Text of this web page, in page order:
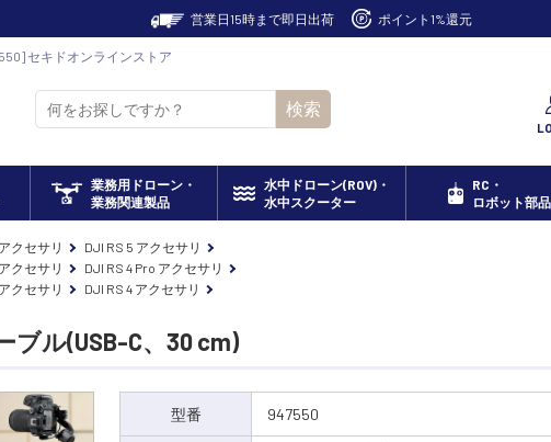
営業日15時まで即日出荷 ポイント1%還元
セキドオンラインストア
検索
業務用ドローン・
業務関連製品
水中ドローン(ROV)・
水中スクーター
RC・
ロボット部品
クセサリ
DJI RS 5 アクセサリ
クセサリ
DJI RS 4 Pro アクセサリ
クセサリ DJI RS 4 アクセサリ
ブル(USB-C、30 cm)
型番 947550